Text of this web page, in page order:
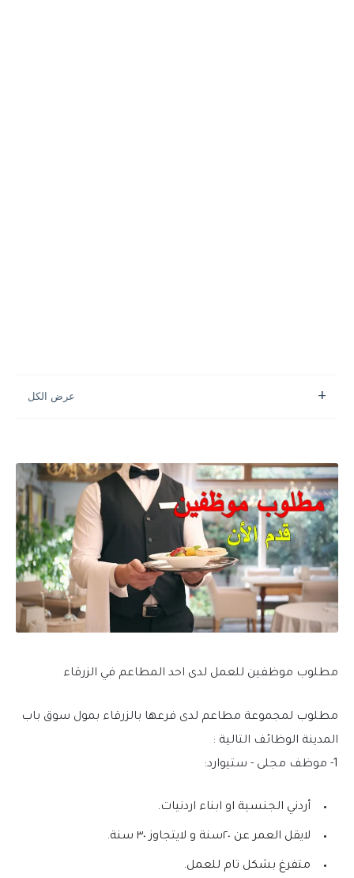
مطلوب موظفين للعمل لدى احد المطاعم في الزرقاء
مطلوب لمجموعة مطاعم لدى فرعها بالزرقاء بمول سوق باب
المدينة الوظائف التالية :
1- موظف مجلى - ستيوارد:
أردني الجنسية او ابناء اردنيات.
لايقل العمر عن ٢٠سنة و لايتجاوز ٣٠ سنة.
متفرغ بشكل تام للعمل.